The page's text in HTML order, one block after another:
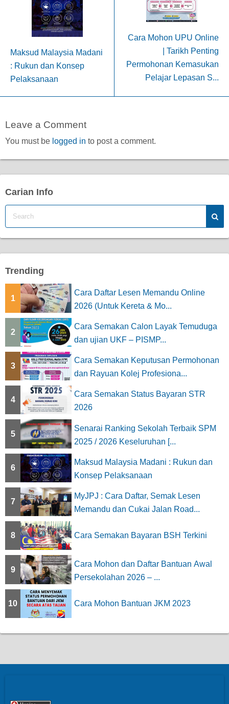
Maksud Malaysia Madani
: Rukun dan Konsep
Pelaksanaan
Cara Mohon UPU Online
| Tarikh Penting
Permohonan Kemasukan
Pelajar Lepasan S...
Leave a Comment
You must be logged in to post a comment.
Carian Info
Trending
1
Cara Daftar Lesen Memandu Online
2026 (Untuk Kereta & Mo...
2
Cara Semakan Calon Layak Temuduga
dan ujian UKF – PISMP...
3
Cara Semakan Keputusan Permohonan
dan Rayuan Kolej Profesiona...
4
Cara Semakan Status Bayaran STR
2026
5
Senarai Ranking Sekolah Terbaik SPM
2025 / 2026 Keseluruhan [...
6
Maksud Malaysia Madani : Rukun dan
Konsep Pelaksanaan
7
MyJPJ : Cara Daftar, Semak Lesen
Memandu dan Cukai Jalan Road...
8 Cara Semakan Bayaran BSH Terkini
9
Cara Mohon dan Daftar Bantuan Awal
Persekolahan 2026 – ...
10 Cara Mohon Bantuan JKM 2023